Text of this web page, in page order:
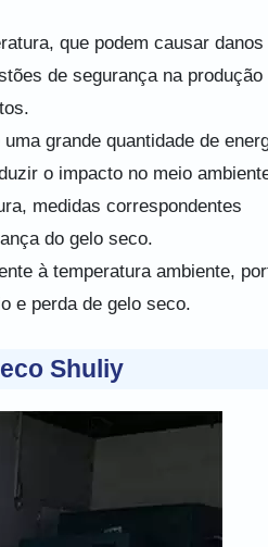
que podem causar danos
de segurança na produção
grande quantidade de
o impacto no meio
medidas correspondentes
do gelo seco.
à temperatura ambiente,
e perda de gelo seco.
Shuliy